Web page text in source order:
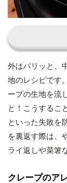
外はパリッと、
地のレシピです
ープの生地を流
と！こうするこ
といった失敗を
を裏返す際は、
ライ返しや菜箸
クレープのア